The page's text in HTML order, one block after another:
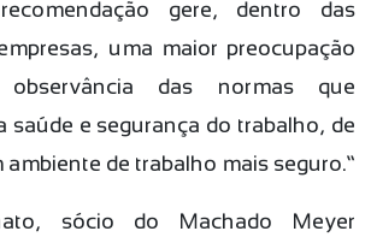
gere, dentro das
uma maior preocupação
das normas que
saúde e segurança do trabalho, de
ambiente de trabalho mais seguro.”
sócio do Machado Meyer